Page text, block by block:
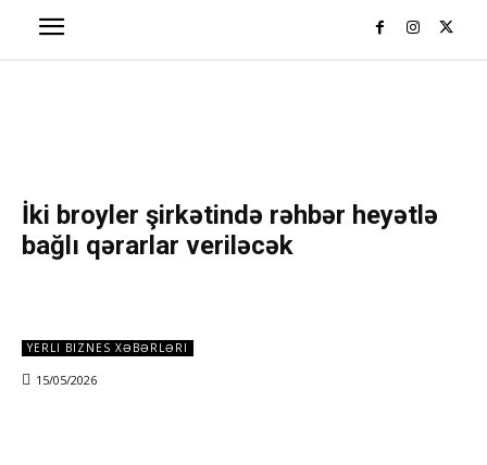
İki broyler şirkətində rəhbər heyətlə
bağlı qərarlar veriləcək
YERLI BIZNES XƏBƏRLƏRI
15/05/2026